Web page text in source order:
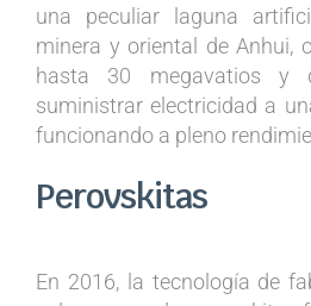
una peculiar laguna
minera y oriental de Anhui,
hasta 30 megavatios y
suministrar electricidad a
funcionando a pleno
Perovskitas
En 2016, la tecnología de